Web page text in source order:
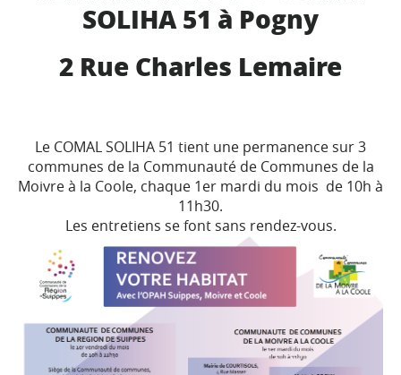
SOLIHA 51 à Pogny
2 Rue Charles Lemaire
Le COMAL SOLIHA 51 tient une permanence sur 3
communes de la Communauté de Communes de la
Moivre à la Coole, chaque 1er mardi du mois de 10h à
11h30.
Les entretiens se font sans rendez-vous.